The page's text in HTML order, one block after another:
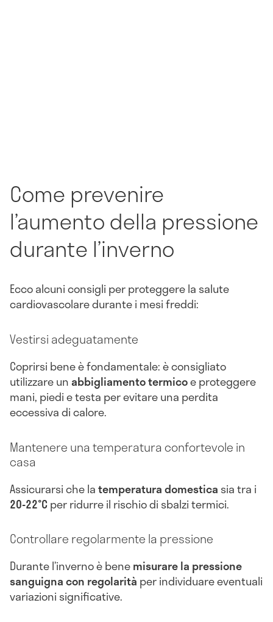
Come prevenire
l’aumento della pressione
durante l’inverno
Ecco alcuni consigli per proteggere la salute
cardiovascolare durante i mesi freddi:
Vestirsi adeguatamente
Coprirsi bene è fondamentale: è consigliato
utilizzare unabbigliamento termicoe proteggere
mani, piedi e testa per evitare una perdita
eccessiva di calore.
Mantenere una temperatura confortevole in
casa
Assicurarsi che latemperatura domestica sia tra i
20-22°Cper ridurre il rischio di sbalzi termici.
Controllare regolarmente la pressione
Durante l’inverno è benemisurare la pressione
sanguigna con regolarità per individuare eventuali
variazioni significative.